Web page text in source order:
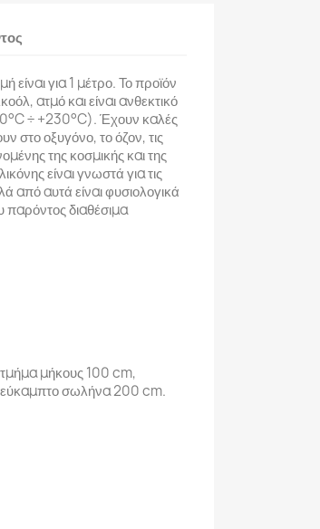
είναι για 1 μέτρο. Το προϊόν
ατμό και είναι ανθεκτικό
÷ +230°C). Έχουν καλές
στο οξυγόνο, το όζον, τις
της κοσμικής και της
είναι γνωστά για τις
από αυτά είναι φυσιολογικά
διαθέσιμα
τμήμα μήκους 100 cm,
εύκαμπτο σωλήνα 200 cm.